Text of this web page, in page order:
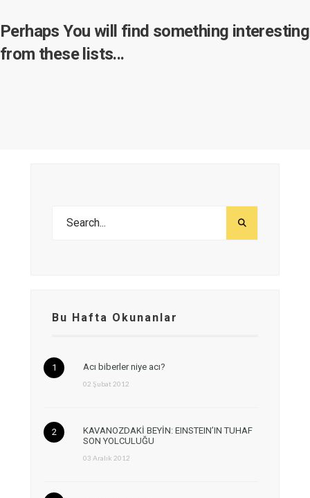
Perhaps You will find something interesting
from these lists...
Bu Hafta Okunanlar
Acı biberler niye acı?
02 Şubat 2012
KAVANOZDAKİ BEYİN: EINSTEIN’IN TUHAF
SON YOLCULUĞU
03 Aralık 2012